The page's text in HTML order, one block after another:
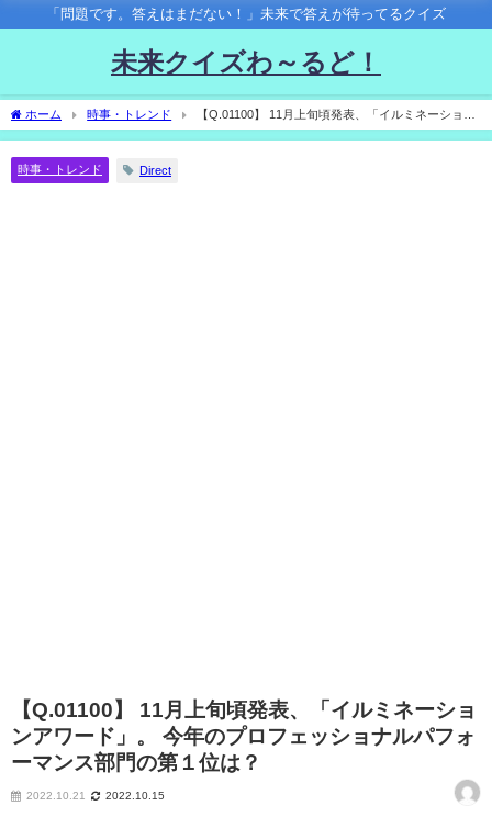
「問題です。答えはまだない！」未来で答えが待ってるクイズ
未来クイズわ～るど！
ホーム 時事・トレンド
【Q.01100】 11月上旬頃発表、「イルミネーション
アワード」。 今年のプロフェッショナルパフォーマンス部門の第１位は？
時事・トレンド Direct
【Q.01100】 11月上旬頃発表、「イルミネーショ
ンアワード」。 今年のプロフェッショナルパフォ
ーマンス部門の第１位は？
2022.10.21 2022.10.15